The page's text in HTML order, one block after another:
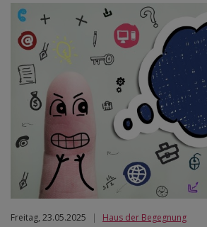
Freitag, 23.05.2025 | Haus der Begegnung